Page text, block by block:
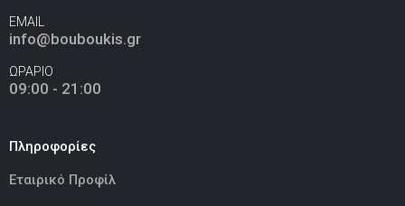
EMAIL
info@bouboukis.gr
ΩΡΑΡΙΟ
09:00 - 21:00
Πληροφορίες
Εταιρικό Προφίλ